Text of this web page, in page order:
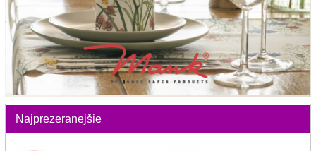
Najprezeranejšie